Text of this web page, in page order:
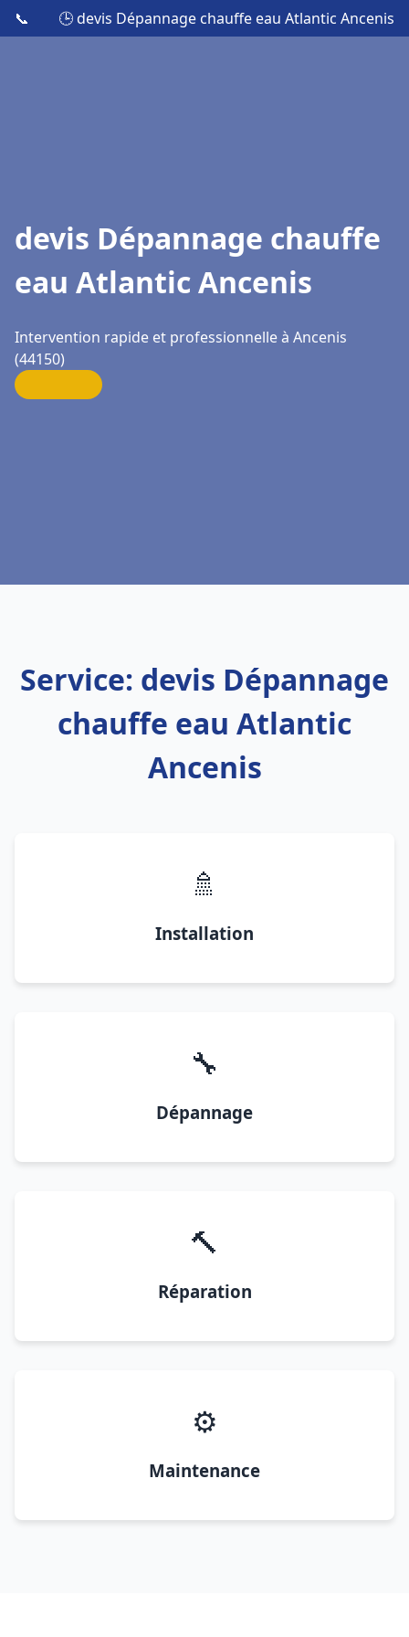
📞 🕒 devis Dépannage chauffe eau Atlantic Ancenis
devis Dépannage chauffe
eau Atlantic Ancenis
Intervention rapide et professionnelle à Ancenis
(44150)
Service: devis Dépannage
chauffe eau Atlantic
Ancenis
🚿
Installation
🔧
Dépannage
🔨
Réparation
⚙️
Maintenance